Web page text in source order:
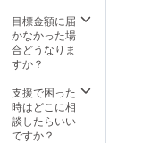
場合が
ござい
ます。
目標金額に届
かなかった場
合どうなりま
すか？
支援で困った
時はどこに相
談したらいい
ですか？